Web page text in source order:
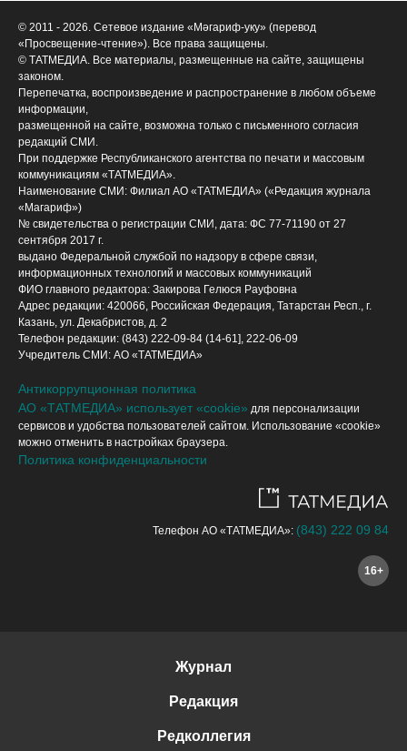
© 2011 - 2026. Сетевое издание «Мәгариф-уку» (перевод
«Просвещение-чтение»). Все права защищены.
© ТАТМЕДИА. Все материалы, размещенные на сайте, защищены
законом.
Перепечатка, воспроизведение и распространение в любом объеме
информации,
размещенной на сайте, возможна только с письменного согласия
редакций СМИ.
При поддержке Республиканского агентства по печати и массовым
коммуникациям «ТАТМЕДИА».
Наименование СМИ: Филиал АО «ТАТМЕДИА» («Редакция журнала
«Магариф»)
№ свидетельства о регистрации СМИ, дата: ФС 77-71190 от 27
сентября 2017 г.
выдано Федеральной службой по надзору в сфере связи,
информационных технологий и массовых коммуникаций
ФИО главного редактора: Закирова Гелюся Рауфовна
Адрес редакции: 420066, Российская Федерация, Татарстан Респ., г.
Казань, ул. Декабристов, д. 2
Телефон редакции: (843) 222-09-84 (14-61], 222-06-09
Учредитель СМИ: АО «ТАТМЕДИА»
Антикоррупционная политика
АО «ТАТМЕДИА» использует «cookie» для персонализации
сервисов и удобства пользователей сайтом. Использование «cookie»
можно отменить в настройках браузера.
Политика конфиденциальности
Телефон АО «ТАТМЕДИА»: (843) 222 09 84
16+
Журнал
Редакция
Редколлегия